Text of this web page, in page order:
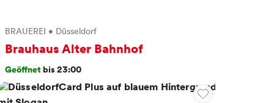
BRAUEREI • Düsseldorf
Brauhaus Alter Bahnhof
Geöffnet bis 23:00